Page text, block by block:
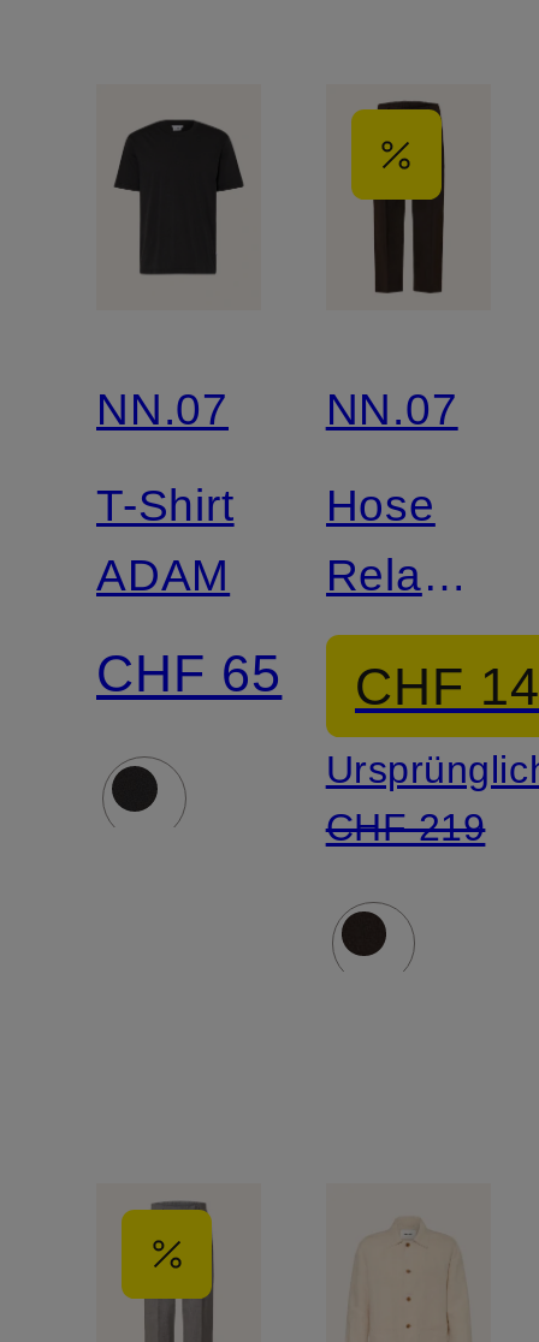
NN.07
T-Shirt
ADAM
CHF 65
NN.07
Hose
Relaxed
Fit
CHF
CHF 219